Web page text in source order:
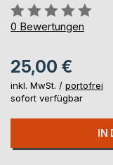
Bewertung::
0%
0 Bewertungen
25,00 €
inkl. MwSt. / portofrei
sofort verfügbar
IN